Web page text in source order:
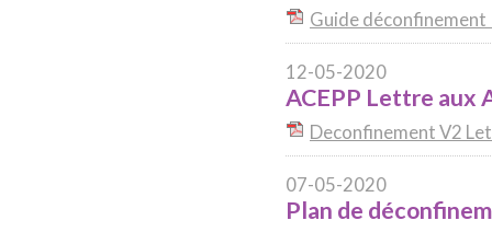
Guide
12-05-2020
ACEPP Lettre aux
Deconfinement V2
07-05-2020
Plan de